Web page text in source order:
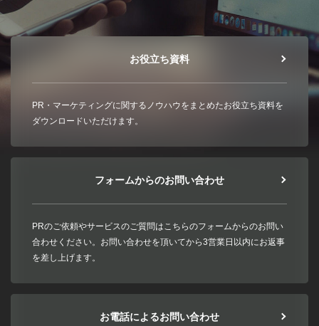
お役立ち資料
PR・マーケティングに関するノウハウをまとめたお役立ち資料を
ダウンロードいただけます。
フォームからのお問い合わせ
PRのご依頼やサービスのご質問はこちらのフォームからのお問い
合わせください。お問い合わせを頂いてから3営業日以内にお返事
を差し上げます。
お電話によるお問い合わせ